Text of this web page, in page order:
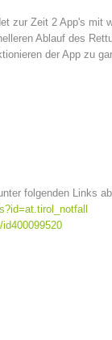
zur Zeit 2 App's mit
Ablauf des
der App zu
folgenden Links